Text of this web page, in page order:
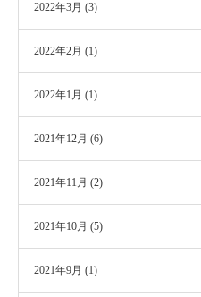
2022年3月 (3)
2022年2月 (1)
2022年1月 (1)
2021年12月 (6)
2021年11月 (2)
2021年10月 (5)
2021年9月 (1)